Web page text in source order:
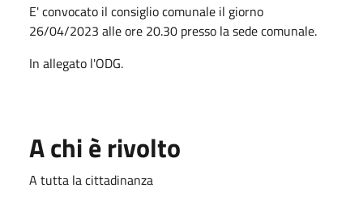
E' convocato il consiglio comunale il giorno
26/04/2023 alle ore 20.30 presso la sede comunale.
In allegato l'ODG.
A chi è rivolto
A tutta la cittadinanza